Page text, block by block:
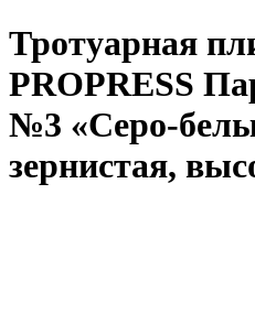
Тротуарная
PROPRESS
№3 «Серо-
зернистая,